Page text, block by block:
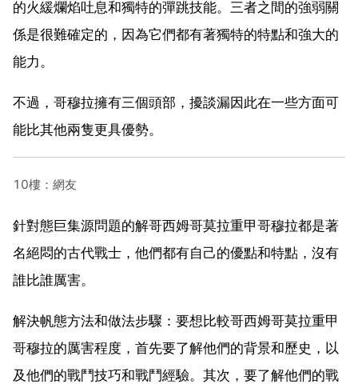
的火緩爛焰吐息和獨特的彈跳技能。三者之間的強弱關
係是很難確定的，因為它們都有著獨特的特點和強大的
能力。
不過，哥穆拉擁有三個頭部，擾談漏因此在一些方面可
能比其他兩隻更具優勢。
10樓：網友
針對態巨集源問題的解哥西姆哥莫拉重甲哥穆拉都是著
名絕悶的古代戰士，他們都有自己的優點和特點，沒有
誰比誰厲害。
解決帆態方法和做法步驟：要想比較哥西姆哥莫拉重甲
哥穆拉的厲害程度，首先要了解他們的背景和歷史，以
及他們的戰鬥技巧和戰鬥經驗。其次，要了解他們的戰